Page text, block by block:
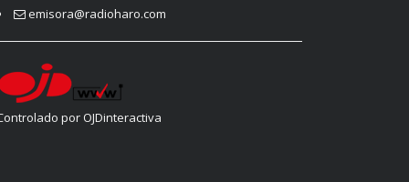
emisora@radioharo.com
por OJDinteractiva